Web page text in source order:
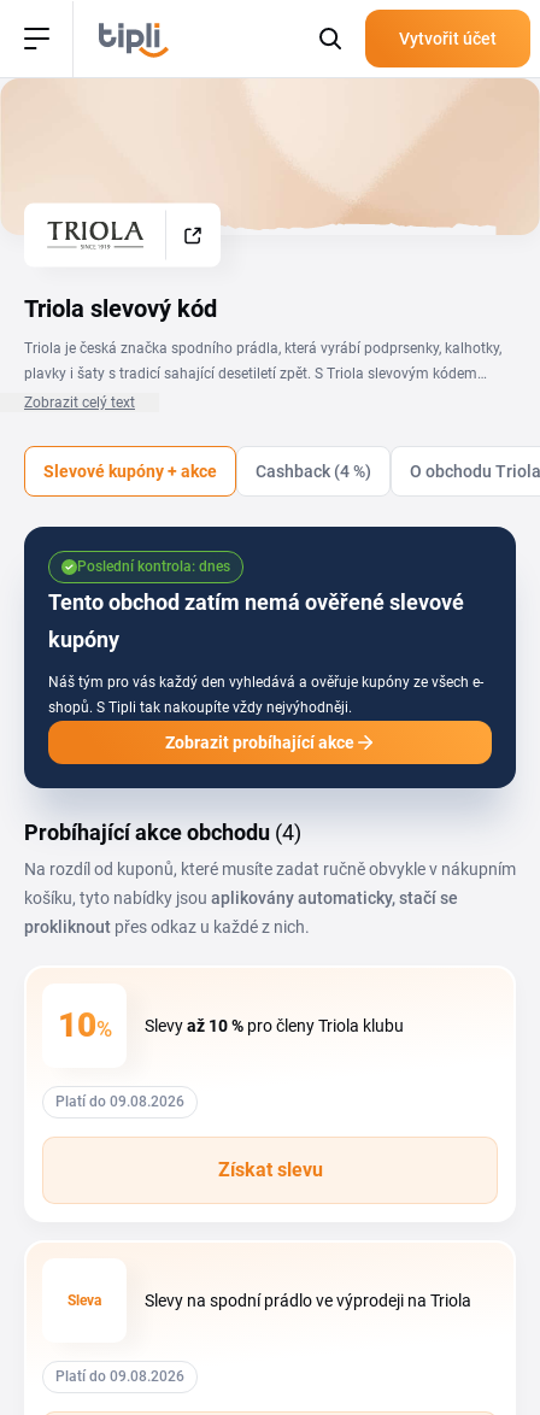
Vytvořit účet
Triola slevový kód
Triola je česká značka spodního prádla, která vyrábí podprsenky, kalhotky,
plavky i šaty s tradicí sahající desetiletí zpět. S Triola slevovým kódem
pořídíš tvarující prádlo, kojicí podprsenky nebo letní plavky za příznivější
Triola pohromadě. Stačí si vybrat platnou nabídku, zkopírovat kód a
uplatnit ho v košíku, a ušetříš na nákupu prádla i doplňků, které ti sednou.
Zobrazit celý text
Slevové kupóny + akce Cashback (4 %) O obchodu Triola
Tento obchod zatím nemá ověřené slevové
kupóny
Náš tým pro vás každý den vyhledává a ověřuje kupóny ze všech e-
shopů. S Tipli tak nakoupíte vždy nejvýhodněji.
Poslední kontrola: dnes
Zobrazit probíhající akce
Probíhající akce obchodu (4)
Na rozdíl od kuponů, které musíte zadat ručně obvykle v nákupním
košíku, tyto nabídky jsou aplikovány automaticky, stačí se
prokliknout přes odkaz u každé z nich.
10% Slevyaž 10 % pro členy Triola klubu
Platí do 09.08.2026
Získat slevu
Sleva Slevy na spodní prádlo ve výprodeji na Triola
Platí do 09.08.2026